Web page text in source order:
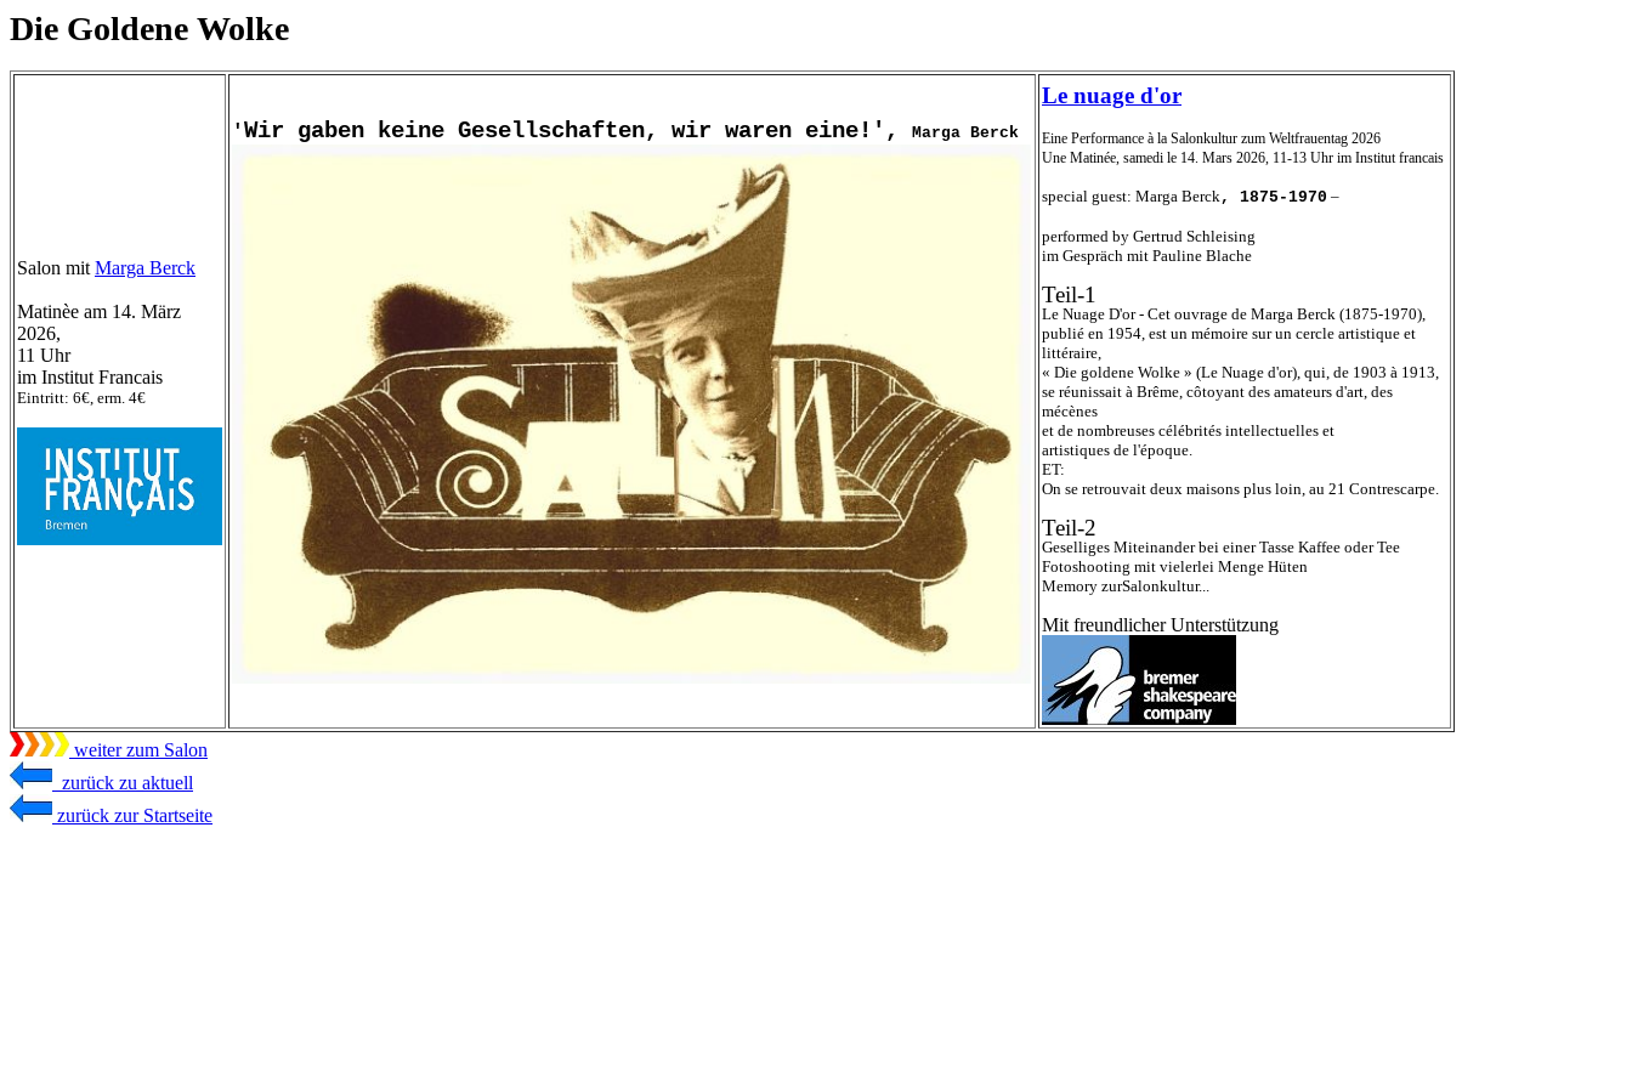
Die Goldene Wolke
Salon mit Marga Berck
Matinèe am 14. März
2026,
11 Uhr
im Institut Francais
Eintritt: 6€, erm. 4€
' Wir gaben keine Gesellschaften, wir waren eine!', Marga Berck
Le nuage d'or
Eine Performance à la Salonkultur zum Weltfrauentag 2026
Une Matinée, samedi le 14 . Mars 2026 , 1 1-13 Uhr im Institut francais
special guest: Marga Berck , 1875-1970 –
performed by Gertrud Schleising
im Gespräch mit Pauline Blache
Teil-1
Le Nuage D'or - Cet ouvrage de Marga Berck (1875-1970),
publié en 1954, est un mémoire sur un cercle artistique et
littéraire,
« Die goldene Wolke » (Le Nuage d'or), qui, de 1903 à 1913,
se réunissait à Brême, côtoyant des amateurs d'art, des
mécènes
et de nombreuses célébrités intellectuelles et
artistiques de l'époque.
ET:
On se retrouvait deux maisons plus loin, au 21 Contrescarpe.
Teil-2
Geselliges Miteinanderbei einer Tasse Kaffee oder Tee
Fotoshooting mit vielerlei Menge Hüten
Memory zurSalonkultur...
Mit freundlicher Unterstützung
weiter zum Salon
zurück zu aktuell
zurück zur Startseite